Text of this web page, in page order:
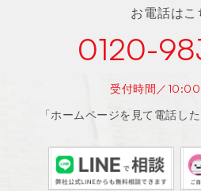
お電話はこ
0120-
受付時間／
「ホームページを見て電話し